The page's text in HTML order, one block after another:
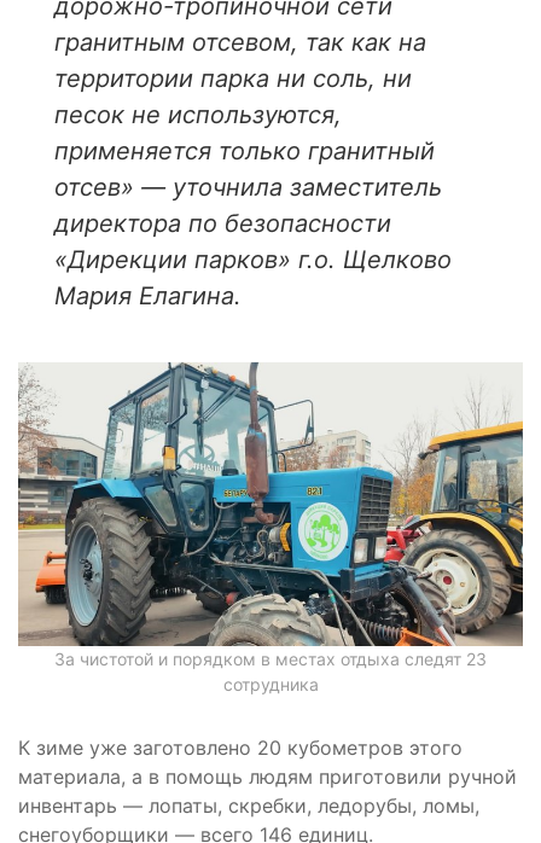
дорожно-тропиночной сети
гранитным отсевом, так как на
территории парка ни соль, ни
песок не используются,
применяется только гранитный
отсев» — уточнила заместитель
директора по безопасности
«Дирекции парков» г.о. Щелково
Мария Елагина.
За чистотой и порядком в местах отдыха следят 23
сотрудника
К зиме уже заготовлено 20 кубометров этого
материала, а в помощь людям приготовили ручной
инвентарь — лопаты, скребки, ледорубы, ломы,
снегоуборщики — всего 146 единиц.